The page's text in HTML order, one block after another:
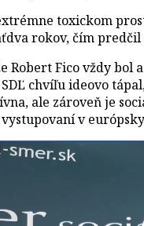
toxickom
rokov, čím
Robert Fico vždy bol
chvíľu ideovo
ale zároveň je
v